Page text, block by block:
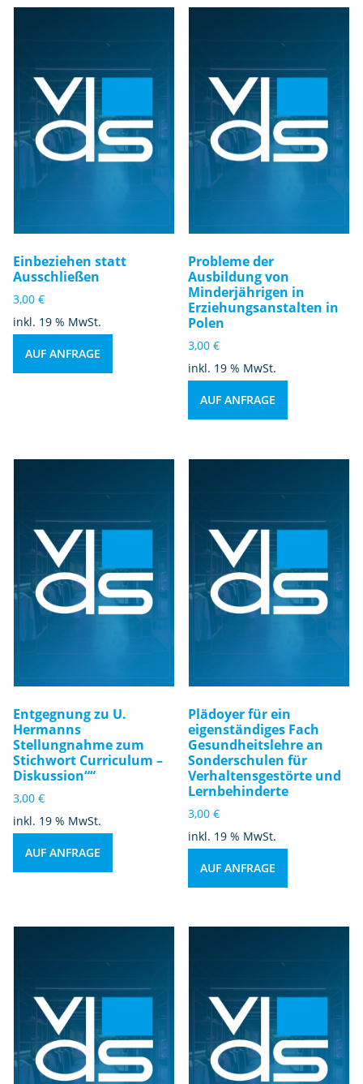
Einbeziehen statt
Ausschließen
3,00 €
inkl. 19 % MwSt.
AUF ANFRAGE
Probleme der
Ausbildung von
Minderjährigen in
Erziehungsanstalten in
Polen
3,00€
inkl. 19 % MwSt.
AUF ANFRAGE
Entgegnung zu U.
Hermanns
Stellungnahme zum
Stichwort Curriculum –
Diskussion““
3,00 €
inkl. 19 % MwSt.
AUF ANFRAGE
Plädoyer für ein
eigenständiges Fach
Gesundheitslehre an
Sonderschulen für
Verhaltensgestörte und
Lernbehinderte
3,00€
inkl. 19 % MwSt.
AUF ANFRAGE